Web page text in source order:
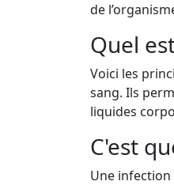
de
Quel
Voici les
sang. Ils
liquides
C'est
Une